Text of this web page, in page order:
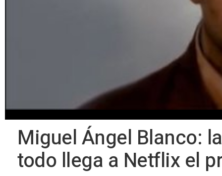
Miguel Ángel Blanco:
todo llega a Netflix el